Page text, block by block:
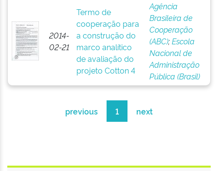
2014-
02-21
Termo de
cooperação para
a construção do
marco analítico
de avaliação do
projeto Cotton 4
Agência
Brasileira de
Cooperação
(ABC);Escola
Nacional de
Administração
Pública (Brasil)
previous 1 next